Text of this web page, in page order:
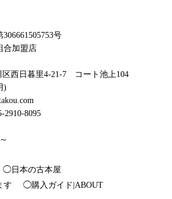
号
合加盟店
西日暮里4-21-7 コート池上104
)
2910-8095
◯日本の古本屋
す
◯購入ガイド|ABOUT